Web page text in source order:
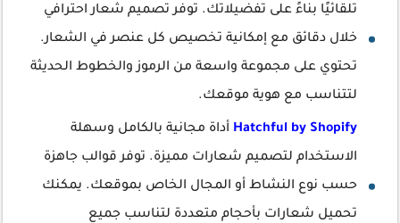
تلقائيًا بناءً على تفضيلاتك. توفر تصميم شعار احترافي
خلال دقائق مع إمكانية تخصيص كل عنصر في الشعار.
تحتوي على مجموعة واسعة من الرموز والخطوط الحديثة
لتتناسب مع هوية موقعك.
Hatchful by Shopify أداة مجانية بالكامل وسهلة
الاستخدام لتصميم شعارات مميزة. توفر قوالب جاهزة
حسب نوع النشاط أو المجال الخاص بموقعك. يمكنك
تحميل شعارات بأحجام متعددة لتناسب جميع